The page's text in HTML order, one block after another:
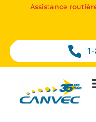
Assistance